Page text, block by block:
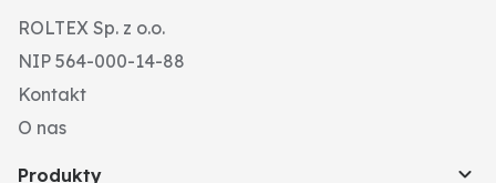
ROLTEX Sp. z o.o.
NIP 564-000-14-88
Kontakt
O nas
Produkty